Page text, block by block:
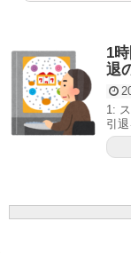
Powered by
1
退
1:
引